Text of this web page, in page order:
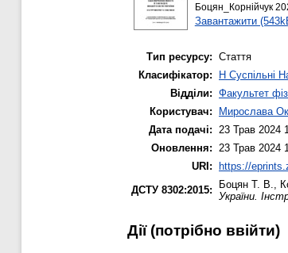
Боцян_Корнійчук
Завантажити
Тип ресурсу: Стаття
Класифікатор:
H Суспільні
Відділи: Факультет
Користувач:
Мирослава
Дата подачі: 23 Трав 2024
Оновлення: 23 Трав 2024
URI:
https://
ДСТУ 8302:2015:
Боцян Т. В.,
України.
Дії ​​(потрібно ввійти)